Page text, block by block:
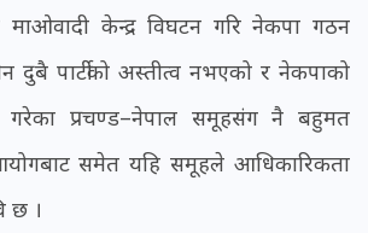
केन्द्र विघटन गरि नेकपा गठन
दुबै पार्टीको अस्तीत्व नभएको र नेकपाको
गरेका प्रचण्ड–नेपाल समूहसंग नै बहुमत
समेत यहि समूहले आधिकारिकता
छ ।